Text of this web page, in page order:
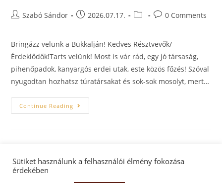
Szabó Sándor 2026.07.17. 0 Comments
Bringázz velünk a Bükkalján! Kedves Résztvevők/
Érdeklődők!Tarts velünk! Most is vár rád, egy jó társaság,
pihenőpadok, kanyargós erdei utak, este közös főzés! Szóval
nyugodtan hozhatsz túratársakat és sok-sok mosolyt, mert…
Continue Reading
Sütiket használunk a felhasználói élmény fokozása
érdekében